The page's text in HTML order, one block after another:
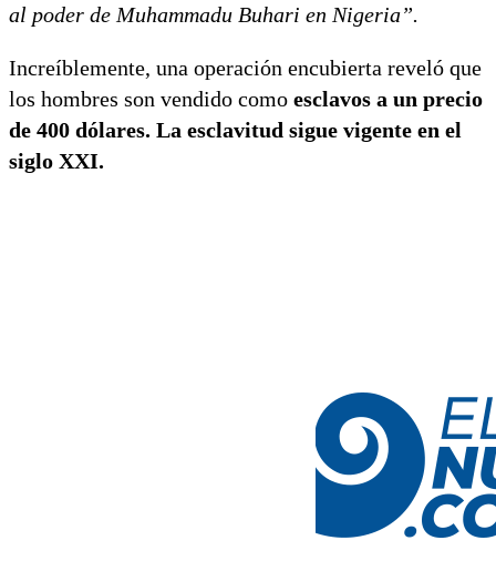
al poder de Muhammadu Buhari en Nigeria”.
Increíblemente, una operación encubierta reveló que
los hombres son vendido como esclavos a un precio
de 400 dólares. La esclavitud sigue vigente en el
siglo XXI.